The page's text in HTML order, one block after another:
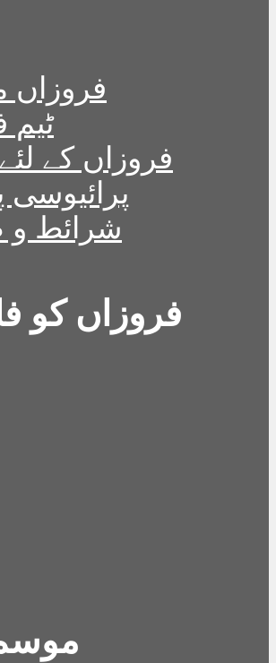
فروزاں
ٹیم
فروزاں کے
پرائیوسی
شرائط و
فروزاں کو